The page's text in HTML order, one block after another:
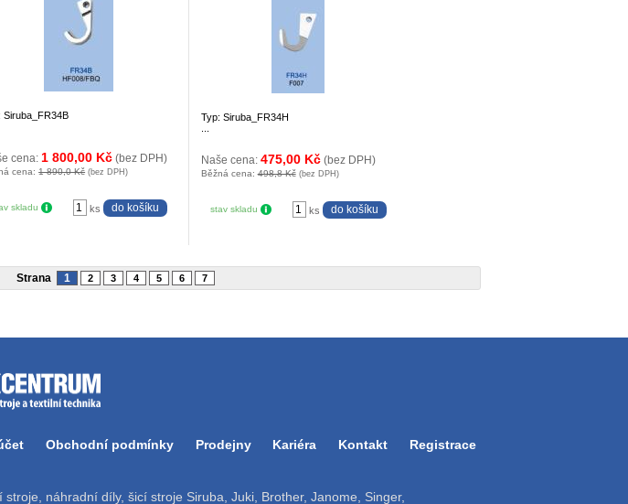
Siruba_FR34B
cena: 1 800,00 Kč (bez DPH)
cena:1 890,0 Kč (bez DPH)
skladu ks
Typ: Siruba_FR34H
Naše cena: 475,00 Kč (bez DPH)
Běžná cena:498,8 Kč (bez DPH)
stav skladu ks
Strana 1 2 3 4 5 6 7
Obchodní podmínky Prodejny Kariéra Kontakt Registrace
náhradní díly, šicí stroje Siruba, Juki, Brother, Janome, Singer,